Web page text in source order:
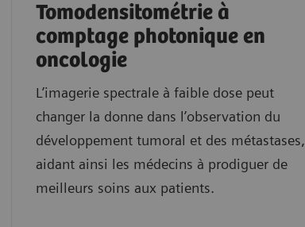
Tomodensitométrie à
comptage photonique en
oncologie
L’imagerie spectrale à faible dose peut
changer la donne dans l’observation du
développement tumoral et des métastases,
aidant ainsi les médecins à prodiguer de
meilleurs soins aux patients.